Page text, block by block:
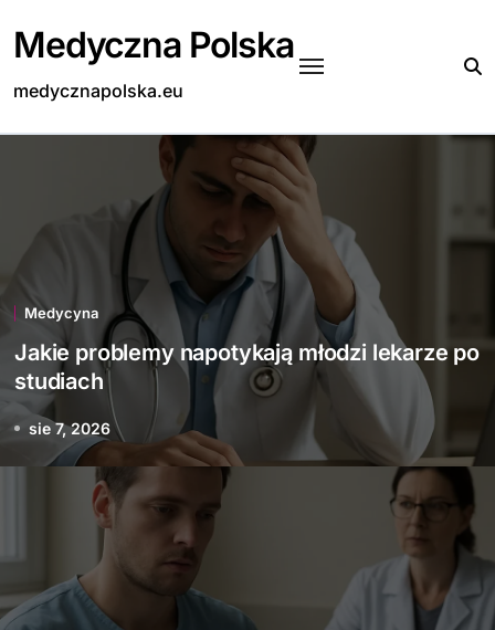
content
Medyczna Polska
medycznapolska.eu
Medycyna
Jakie problemy napotykają młodzi lekarze po
studiach
sie 7, 2026